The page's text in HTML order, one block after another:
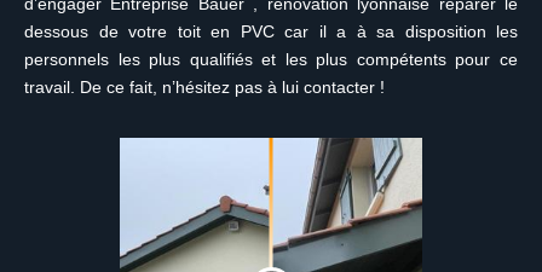
dessous de votre toit en PVC car il a à sa disposition les
personnels les plus qualifiés et les plus compétents pour ce
travail. De ce fait, n’hésitez pas à lui contacter !